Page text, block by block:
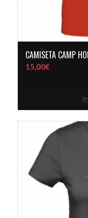
CAMISETA CAMP
15,00€